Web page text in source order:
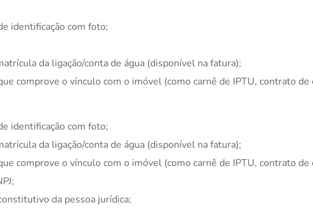
identificação com foto;
da ligação/conta de água (disponível na fatura);
comprove o vínculo com o imóvel (como carnê de IPTU, contrato
identificação com foto;
da ligação/conta de água (disponível na fatura);
comprove o vínculo com o imóvel (como carnê de IPTU, contrato
da pessoa jurídica;